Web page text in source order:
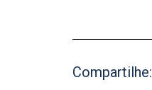
Compartilhe: